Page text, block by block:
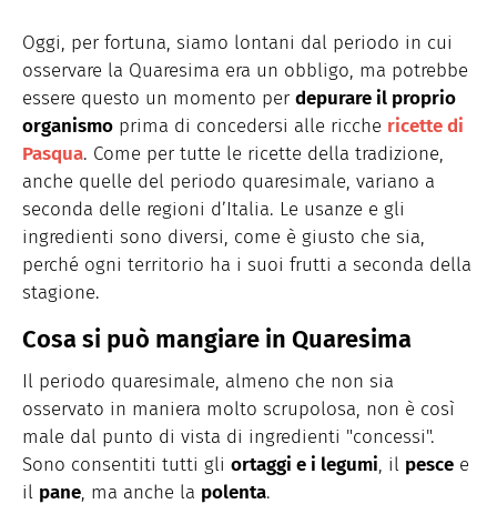
Oggi, per fortuna, siamo lontani dal periodo in cui
osservare la Quaresima era un obbligo, ma potrebbe
essere questo un momento per depurare il proprio
organismo prima di concedersi alle ricche ricette di
Pasqua. Come per tutte le ricette della tradizione,
anche quelle del periodo quaresimale, variano a
seconda delle regioni d’Italia. Le usanze e gli
ingredienti sono diversi, come è giusto che sia,
perché ogni territorio ha i suoi frutti a seconda della
stagione.
Cosa si può mangiare in Quaresima
Il periodo quaresimale, almeno che non sia
osservato in maniera molto scrupolosa, non è così
male dal punto di vista di ingredienti "concessi".
Sono consentiti tutti gli ortaggi e i legumi, il pesce e
il pane, ma anche la polenta.